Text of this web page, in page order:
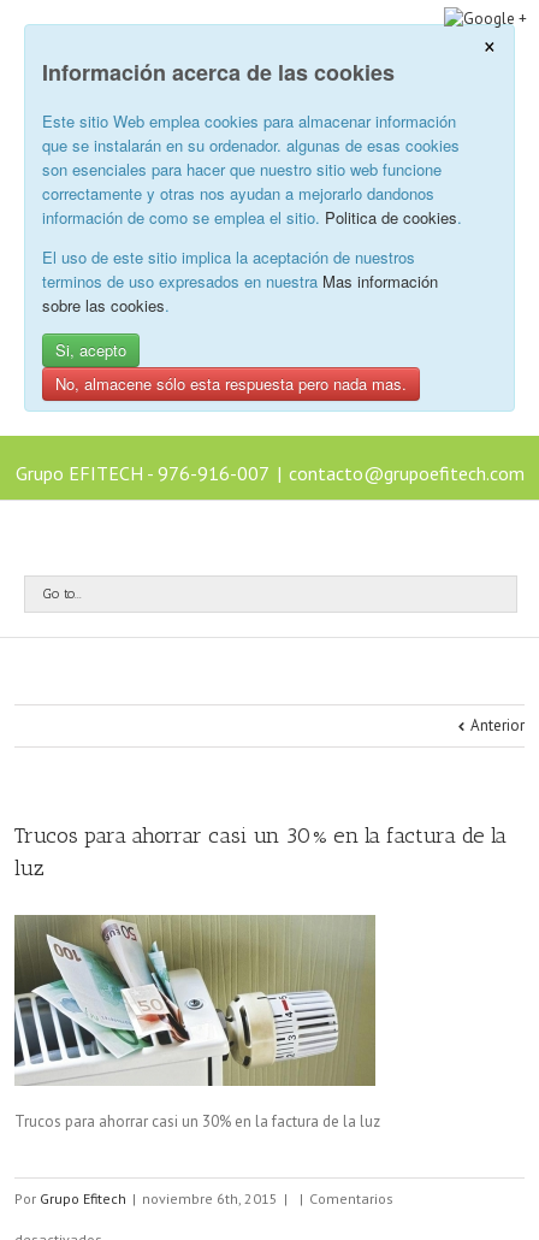
×
Información acerca de las cookies
Este sitio Web emplea cookies para almacenar información
que se instalarán en su ordenador. algunas de esas cookies
son esenciales para hacer que nuestro sitio web funcione
correctamente y otras nos ayudan a mejorarlo dandonos
información de como se emplea el sitio. Politica de cookies.
El uso de este sitio implica la aceptación de nuestros
terminos de uso expresados en nuestra Mas información
sobre las cookies.
Si, acepto
No, almacene sólo esta respuesta pero nada mas.
Grupo EFITECH - 976-916-007 | contacto@grupoefitech.com
Go to...
Anterior
Trucos para ahorrar casi un 30% en la factura de la
luz
Trucos para ahorrar casi un 30% en la factura de la luz
Por Grupo Efitech | noviembre 6th, 2015 | | Comentarios